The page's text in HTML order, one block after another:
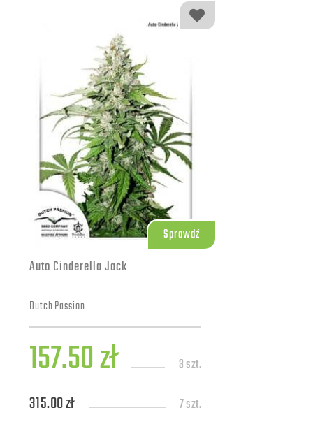
1000 szt.
Sprawdź
Auto Cinderella Jack
Dutch Passion
157.50 zł 3 szt.
315.00 zł 7 szt.